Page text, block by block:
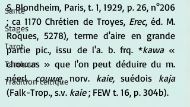
Santé
Stages
Tarot
Tambour
Tradition celtique
S. Blondheim, Paris, t. 1, 1929, p. 26, n°206
; ca 1170 Chrétien de Troyes, Erec, éd. M.
Roques, 5278), terme d'aire en grande
partie pic., issu de l'a. b. frq. *kawa «
choucas » que l'on peut déduire du m.
néerl. couwe, norv. kaie, suédois kaja
(Falk-Trop., s.v. kaie ; FEW t. 16, p. 304b).